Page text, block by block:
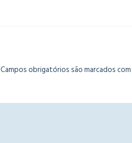
Campos obrigatórios são marcados com